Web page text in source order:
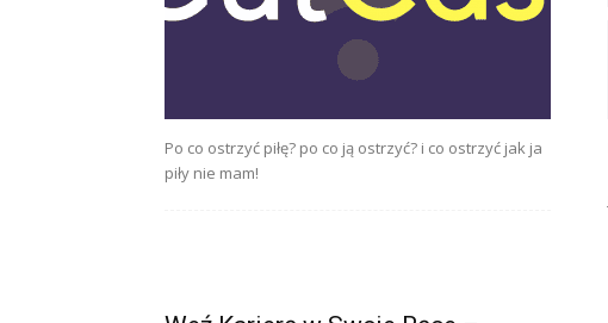
Po co ostrzyć piłę? po co ją ostrzyć? i co ostrzyć jak ja
piły nie mam!